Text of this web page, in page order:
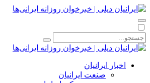
اخبار ایرانیان
صنعت ایرانیان